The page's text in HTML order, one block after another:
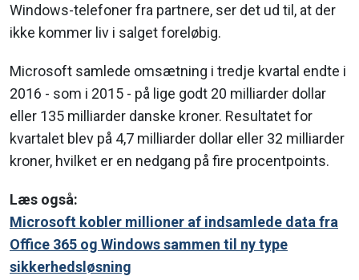
Windows-telefoner fra partnere, ser det ud til, at der
ikke kommer liv i salget foreløbig.
Microsoft samlede omsætning i tredje kvartal endte i
2016 - som i 2015 - på lige godt 20 milliarder dollar
eller 135 milliarder danske kroner. Resultatet for
kvartalet blev på 4,7 milliarder dollar eller 32 milliarder
kroner, hvilket er en nedgang på fire procentpoints.
Læs også:
Microsoft kobler millioner af indsamlede data fra
Office 365 og Windows sammen til ny type
sikkerhedsløsning